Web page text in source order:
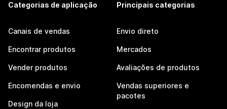
Categorias de aplicação
Canais de vendas
Encontrar produtos
Vender produtos
Encomendas e envio
Design da loja
Principais categorias
Envio direto
Mercados
Avaliações de produtos
Vendas superiores e
pacotes